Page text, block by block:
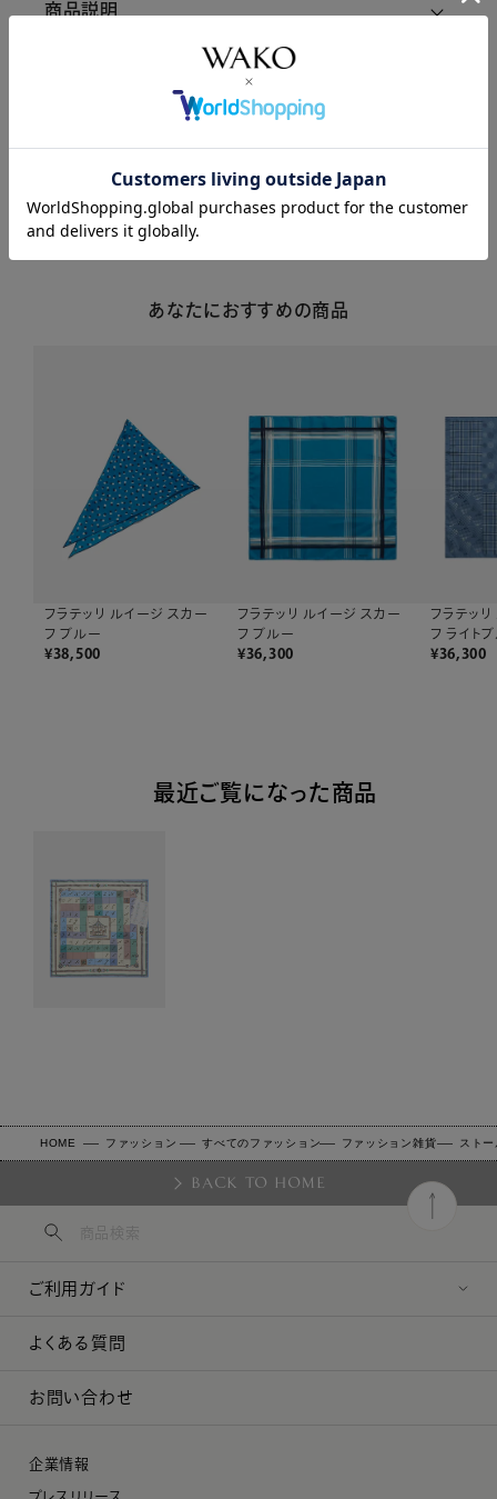
商品説明
あなたにおすすめの商品
フラテッリ ルイージ スカー
フ ブルー
¥38,500
フラテッリ ルイージ スカー
フ ブルー
¥36,300
フラテッ
フ ライト
¥36,300
最近ご覧になった商品
HOME ファッション すべてのファッション ファッション雑貨 スト
BACK TO HOME
ご利用ガイド
よくある質問
お問い合わせ
企業情報
プレスリリース